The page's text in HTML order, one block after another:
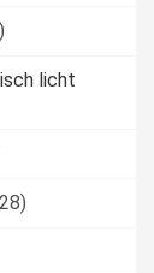
licht